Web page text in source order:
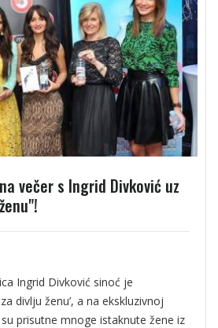
večer s Ingrid Divković uz
Ingrid Divković sinoć je
divlju ženu’, a na ekskluzivnoj
prisutne mnoge istaknute žene iz